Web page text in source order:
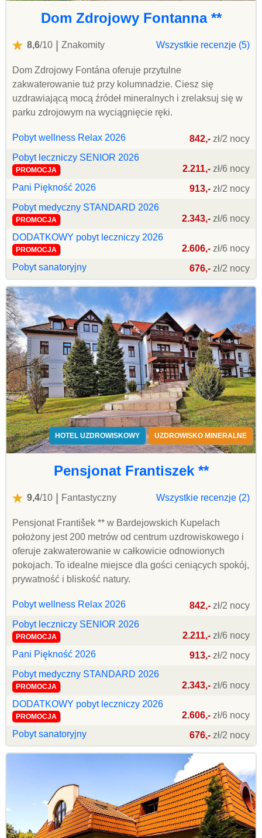
Dom Zdrojowy Fontanna **
8,6/10 Znakomity Wszystkie recenzje (5)
Dom Zdrojowy Fontána oferuje przytulne
zakwaterowanie tuż przy kolumnadzie. Ciesz się
uzdrawiającą mocą źródeł mineralnych i zrelaksuj się w
parku zdrojowym na wyciągnięcie ręki.
Pobyt wellness Relax 2026 842,- zł/2 nocy
Pobyt leczniczy SENIOR 2026
PROMOCJA 2.211,- zł/6 nocy
Pani Piękność 2026
913,- zł/2 nocy
Pobyt medyczny STANDARD 2026
PROMOCJA 2.343,- zł/6 nocy
DODATKOWY pobyt leczniczy 2026
PROMOCJA 2.606,- zł/6 nocy
Pobyt sanatoryjny
676,- zł/2 nocy
HOTEL UZDROWISKOWY UZDROWISKO MINERALNE
Pensjonat Frantiszek **
9,4/10 Fantastyczny Wszystkie recenzje (2)
Pensjonat František ** w Bardejowskich Kupelach
położony jest 200 metrów od centrum uzdrowiskowego i
oferuje zakwaterowanie w całkowicie odnowionych
pokojach. To idealne miejsce dla gości ceniących spokój,
prywatność i bliskość natury.
Pobyt wellness Relax 2026 842,- zł/2 nocy
Pobyt leczniczy SENIOR 2026
PROMOCJA 2.211,- zł/6 nocy
Pani Piękność 2026
913,- zł/2 nocy
Pobyt medyczny STANDARD 2026
PROMOCJA 2.343,- zł/6 nocy
DODATKOWY pobyt leczniczy 2026
PROMOCJA 2.606,- zł/6 nocy
Pobyt sanatoryjny
676,- zł/2 nocy